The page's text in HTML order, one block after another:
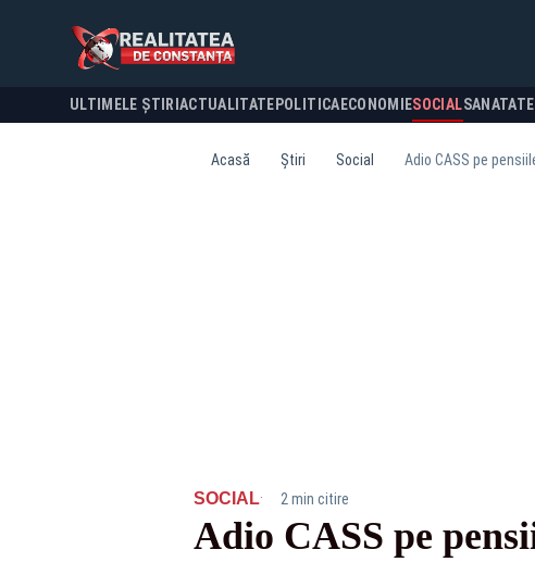
ULTIMELE ȘTIRI ACTUALITATE POLITICA ECONOMIESOCIALSANATATE
Acasă Știri Social Adio CASS pe
SOCIAL· 2 min citire
Adio CASS pe